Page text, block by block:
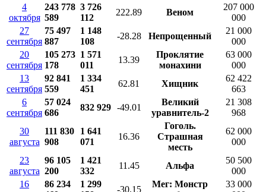
4
октября
243 778
589
3 726
112
222.89 Веном
207 000
000
27
сентября
75 497
887
1 148
108
-28.28 Непрощенный
21 000
000
20
сентября
105 273
178
1 571
011
13.39
Проклятие
монахини
63 000
000
13
сентября
92 841
559
1 334
451
62.81 Хищник
62 422
663
6
сентября
57 024
686
832 929 -49.01
Великий
уравнитель-2
21 308
968
30
августа
111 830
908
1 641
071
16.36
Гоголь.
Страшная
месть
62 000
000
23
августа
96 105
200
1 421
332
11.45 Альфа
50 500
000
16
86 234
1 299
-30.15
Мег: Монстр
33 000